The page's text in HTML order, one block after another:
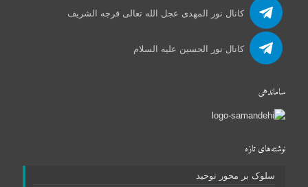
کانال نور المهدی عجل الله تعالی فرجه الشریف
کانال نور الحسین علیه السلام
ساماندهی
نوشته‌های تازه
سلوک بر محور توحید